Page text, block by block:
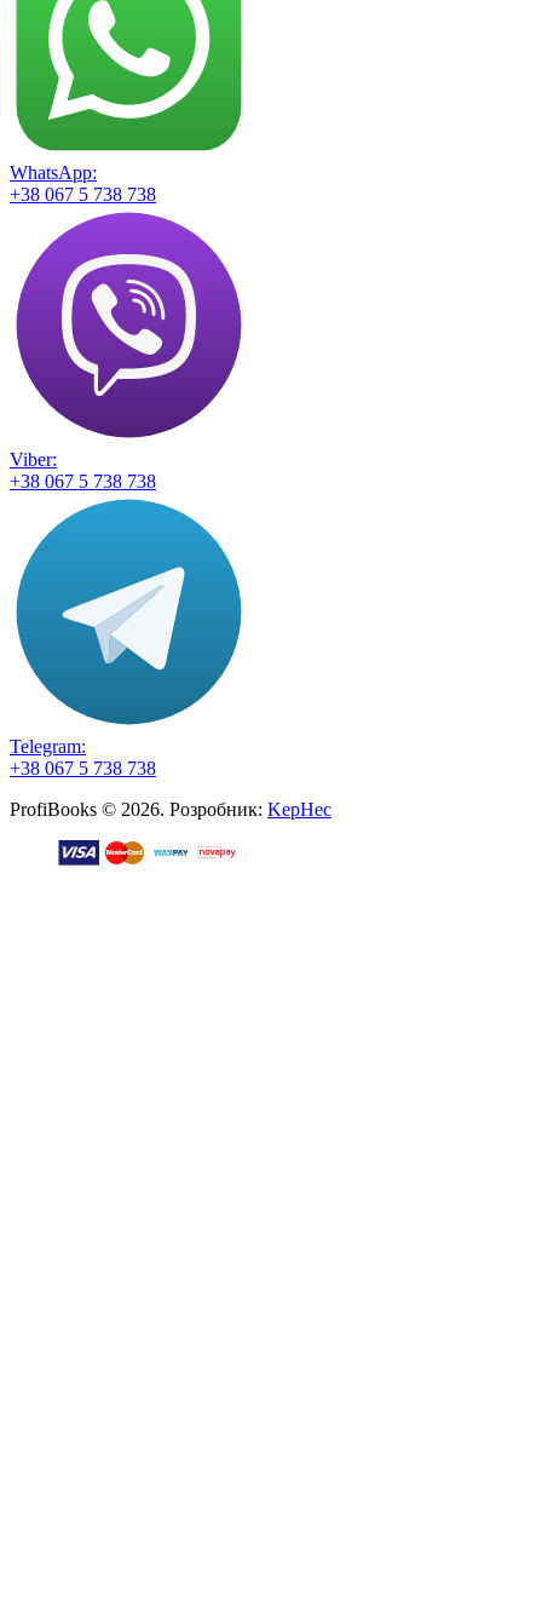
WhatsApp:
+38 067 5 738 738
Viber:
+38 067 5 738 738
Telegram:
+38 067 5 738 738
ProfiBooks © 2026. Розробник: KepHec